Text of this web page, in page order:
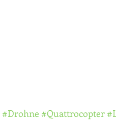
#Drohne #Quattrocopter